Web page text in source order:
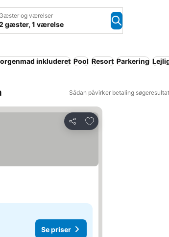
og værelser
gæster, 1 værelse
inkluderet Pool Resort Parkering
Sådan påvirker betaling
Del
Føj til favoritter
Se priser